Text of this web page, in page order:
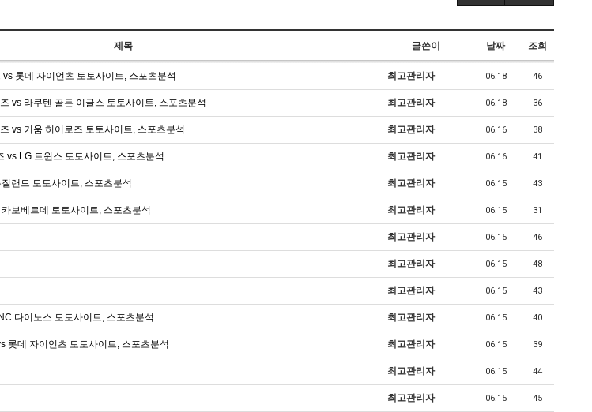
제목 글쓴이 날짜 조회
vs 롯데 자이언츠 토토사이트, 스포츠분석 최고관리자 06.18 46
vs 라쿠텐 골든 이글스 토토사이트, 스포츠분석 최고관리자 06.18 36
vs 키움 히어로즈 토토사이트, 스포츠분석 최고관리자 06.16 38
vs LG 트윈스 토토사이트, 스포츠분석 최고관리자 06.16 41
랜드 토토사이트, 스포츠분석 최고관리자 06.15 43
보베르데 토토사이트, 스포츠분석 최고관리자 06.15 31
최고관리자 06.15 46
최고관리자 06.15 48
최고관리자 06.15 43
다이노스 토토사이트, 스포츠분석 최고관리자 06.15 40
롯데 자이언츠 토토사이트, 스포츠분석 최고관리자 06.15 39
최고관리자 06.15 44
최고관리자 06.15 45